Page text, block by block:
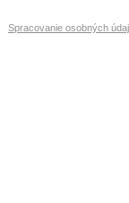
Spracovanie osobných